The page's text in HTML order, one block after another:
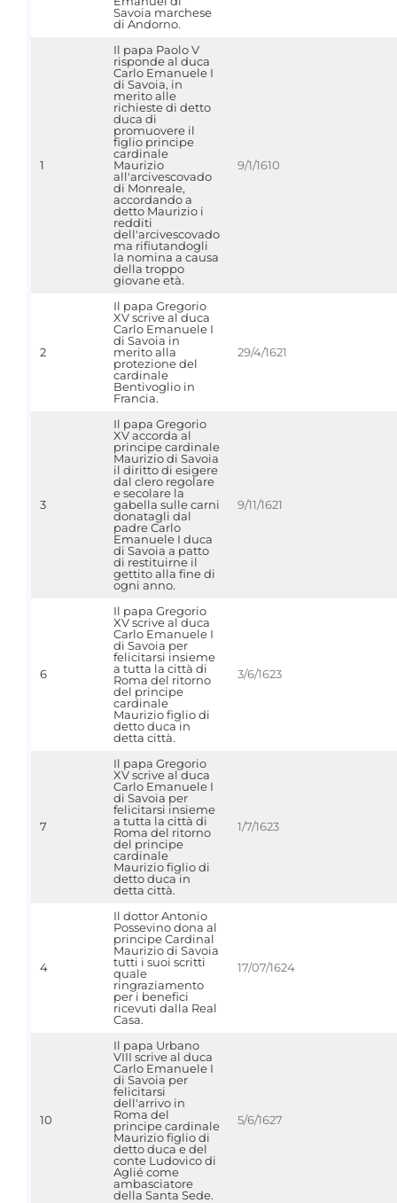
Savoia marchese
di Andorno.
1
Il papa Paolo V
risponde al duca
Carlo Emanuele I
di Savoia, in
merito alle
richieste di detto
duca di
promuovere il
figlio principe
cardinale
Maurizio
all'arcivescovado
di Monreale,
accordando a
detto Maurizio i
redditi
dell'arcivescovado
ma rifiutandogli
la nomina a causa
della troppo
giovane età.
9/1/1610
2
Il papa Gregorio
XV scrive al duca
Carlo Emanuele I
di Savoia in
merito alla
protezione del
cardinale
Bentivoglio in
Francia.
29/4/1621
3
Il papa Gregorio
XV accorda al
principe cardinale
Maurizio di Savoia
il diritto di esigere
dal clero regolare
e secolare la
gabella sulle carni
donatagli dal
padre Carlo
Emanuele I duca
di Savoia a patto
di restituirne il
gettito alla fine di
ogni anno.
9/11/1621
6
Il papa Gregorio
XV scrive al duca
Carlo Emanuele I
di Savoia per
felicitarsi insieme
a tutta la città di
Roma del ritorno
del principe
cardinale
Maurizio figlio di
detto duca in
detta città.
3/6/1623
7
Il papa Gregorio
XV scrive al duca
Carlo Emanuele I
di Savoia per
felicitarsi insieme
a tutta la città di
Roma del ritorno
del principe
cardinale
Maurizio figlio di
detto duca in
detta città.
1/7/1623
4
Il dottor Antonio
Possevino dona al
principe Cardinal
Maurizio di Savoia
tutti i suoi scritti
quale
ringraziamento
per i benefici
ricevuti dalla Real
Casa.
17/07/1624
10
Il papa Urbano
VIII scrive al duca
Carlo Emanuele I
di Savoia per
felicitarsi
dell'arrivo in
Roma del
principe cardinale
Maurizio figlio di
detto duca e del
conte Ludovico di
Aglié come
ambasciatore
della Santa Sede.
5/6/1627